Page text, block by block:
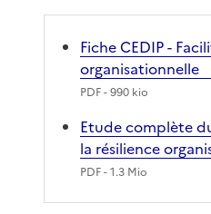
Fiche CEDIP -
organisationnelle
PDF- 990 kio
Etude complète
la résilience
PDF- 1.3 Mio